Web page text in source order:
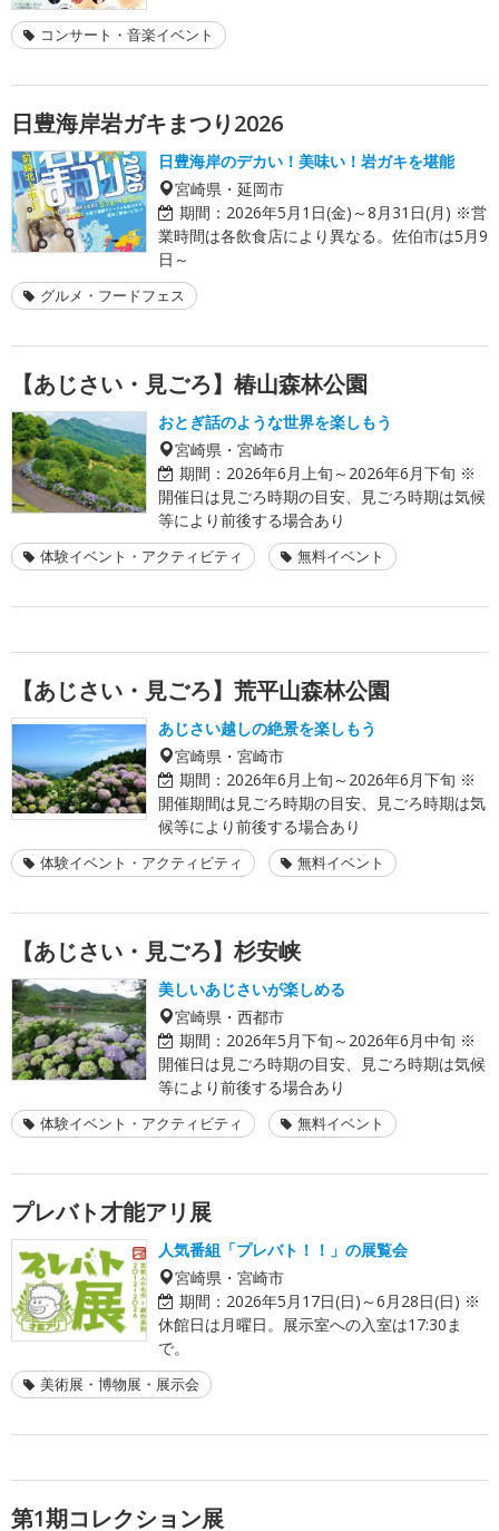
コンサート・音楽イベント
日豊海岸岩ガキまつり2026
日豊海岸のデカい！美味い！岩ガキを堪能
宮崎県・延岡市
期間： 2026年5月1日(金)～8月31日(月) ※営
業時間は各飲食店により異なる。佐伯市は5月9
日～
グルメ・フードフェス
【あじさい・見ごろ】椿山森林公園
おとぎ話のような世界を楽しもう
宮崎県・宮崎市
期間： 2026年6月上旬～2026年6月下旬 ※
開催日は見ごろ時期の目安、見ごろ時期は気候
等により前後する場合あり
体験イベント・アクティビティ 無料イベント
【あじさい・見ごろ】荒平山森林公園
あじさい越しの絶景を楽しもう
宮崎県・宮崎市
期間： 2026年6月上旬～2026年6月下旬 ※
開催期間は見ごろ時期の目安、見ごろ時期は気
候等により前後する場合あり
体験イベント・アクティビティ 無料イベント
【あじさい・見ごろ】杉安峡
美しいあじさいが楽しめる
宮崎県・西都市
期間： 2026年5月下旬～2026年6月中旬 ※
開催日は見ごろ時期の目安、見ごろ時期は気候
等により前後する場合あり
体験イベント・アクティビティ 無料イベント
プレバト才能アリ展
人気番組「プレバト！！」の展覧会
宮崎県・宮崎市
期間： 2026年5月17日(日)～6月28日(日) ※
休館日は月曜日。展示室への入室は17:30ま
で。
美術展・博物展・展示会
第1期コレクション展